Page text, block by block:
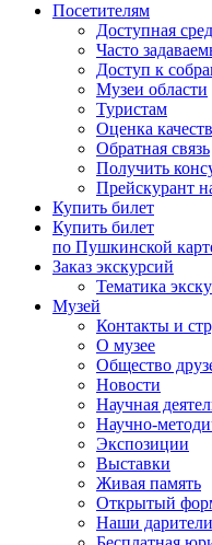
Посетителям
Доступная
Часто
Доступ к
Музеи области
Туристам
Оценка
Обратная связь
Получить
Прейскурант
Купить билет
Купить билет
по Пушкинской
Заказ экскурсий
Тематика
Музей
Контакты и
О музее
Общество
Новости
Научная
Научно-
Экспозиции
Выставки
Живая память
Открытый
Наши дарители